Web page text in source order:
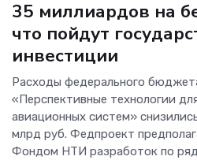
35 миллиардов на
что пойдут
инвестиции
Расходы федерального
«Перспективные технологии
авиационных систем»
млрд руб. Федпроект
Фондом НТИ разработок по